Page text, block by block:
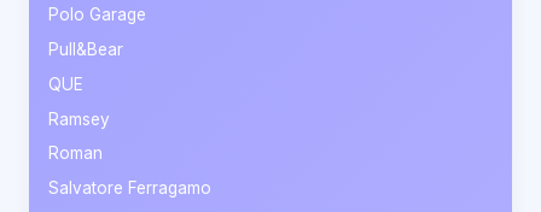
Polo Garage
Pull&Bear
QUE
Ramsey
Roman
Salvatore Ferragamo